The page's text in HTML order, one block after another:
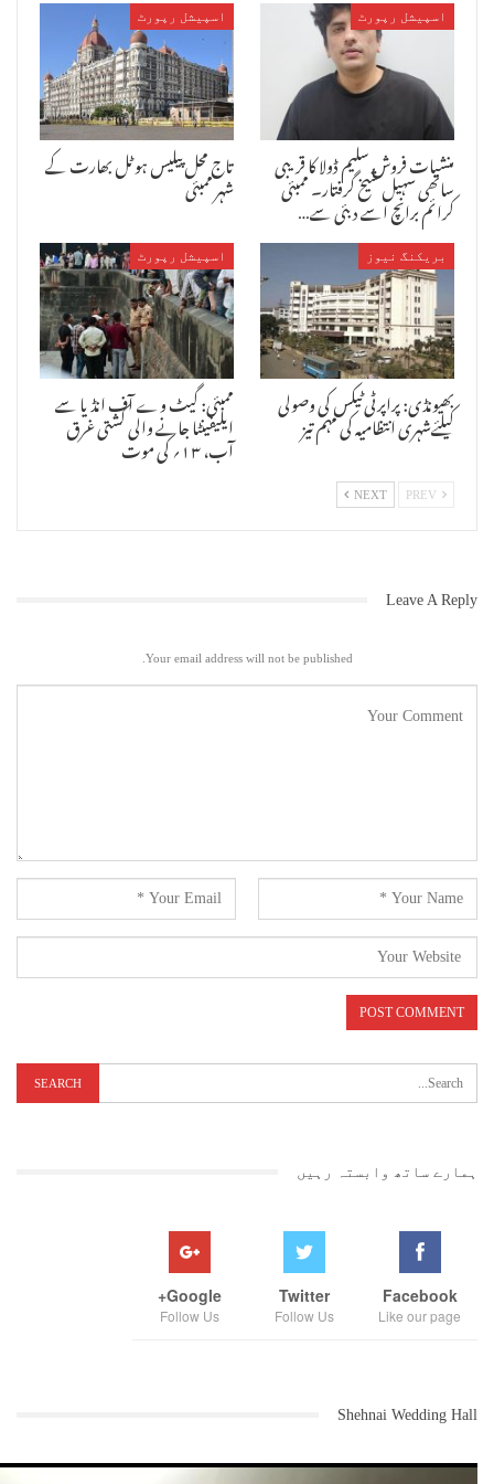
شیوسینا کارپوریٹر انیل رامچندر پٹناکر نے اس معاملہ کی غیر
جانبدارنہ جانچ کا مطالبہ کیا ہے اور ہلاک ہونے والے مزدوروں کے اہل
خانہ کو معاوضہ دینے کا بھی مطالبہ کیا ۔
پولس نے دونوں ہلاک شدگان کی لاش کو ان کے آبائی وطن مدھیہ پردیش بھیجنے
کا انتظام کرنے کا تیقن دلایا ہے ۔ کارپوریٹر انیل پٹناکر نے کہا کہ
زیر تعمیر عمارتوں میں کام کرنے والے مزدوروں کے لئے حفاظتی انتظامات
نہیں کئے جاتے جس کے سبب ان کی جان ہر وقت خطرہ میں ہوتی ہے ۔ مزدوروں
کی حفاظت کا پختہ نظم کیا جانا چاہیے ۔ گوونڈی پولس اسٹیشن کے پولس
افسر ششی کانت مانے نے کہا کہ ہم نے اس معاملہ میں شیو سبری
ڈیولپرس،دھیرج انفرا پرائیویٹ کمپنی کے مالکان ، ٹھیکیدار اور
سائیٹ سپر وائزر کے خلاف آئی پی سی کی دفعہ 304(اے) اور 34 کے تحت مقدمہ
درج کر لیا ہے اور معاملہ کی مزید تفتیش کی جارہی ہے ۔
اسپیشل رپورٹ
منشیات فروش سلیم ڈولا کا قریبی
ساتھی سہیل شیخ گرفتار۔ ممبئی
کرائم برانچ اسے دبئی سے…
اسپیشل رپورٹ
تاج محل پیلیس ہوٹل بھارت کے
شہر ممبئی
بریکنگ نیوز
بھیونڈی: پراپرٹی ٹیکس کی وصولی
کیلئےشہری انتظامیہ کی مہم تیز
اسپیشل رپورٹ
ممبئی: گیٹ وے آف انڈیا سے
ایلیفینٹا جانے والی کشتی غرق
آب، ۱۳؍ کی موت
NEXT
Leave A Reply
Your email address will not be published.
ہمارے ساتھ وابستہ رہیں
Facebook
Like our page
Twitter
Follow Us
Google+
Follow Us
Shehnai Wedding Hall